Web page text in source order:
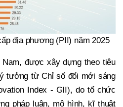
địa phương (PII) năm 2025
được xây dựng theo tiêu
tưởng từ Chỉ số đổi mới sáng
Index - GII), do tổ chức
pháp luận, mô hình, kĩ thuật